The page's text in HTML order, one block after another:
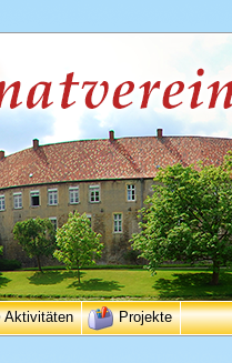
Aktivitäten Projekte